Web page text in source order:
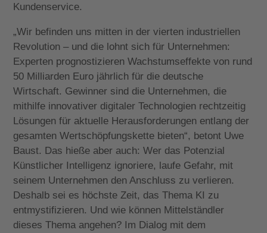
Kundenservice.
„Wir befinden uns mitten in der vierten industriellen
Revolution – und die lohnt sich für Unternehmen:
Experten prognostizieren Wachstumseffekte von rund
50 Milliarden Euro jährlich für die deutsche
Wirtschaft. Gewinner sind die Unternehmen, die
mithilfe innovativer digitaler Technologien rechtzeitig
Lösungen für aktuelle Herausforderungen entlang der
gesamten Wertschöpfungskette bieten“, betont Uwe
Baust. Das hieße aber auch: Wer das Potenzial
Künstlicher Intelligenz ignoriere, laufe Gefahr, mit
seinem Unternehmen den Anschluss zu verlieren.
Deshalb sei es höchste Zeit, das Thema KI zu
entmystifizieren. Und wie können Mittelständler
dieses Thema angehen? Im Dialog mit dem